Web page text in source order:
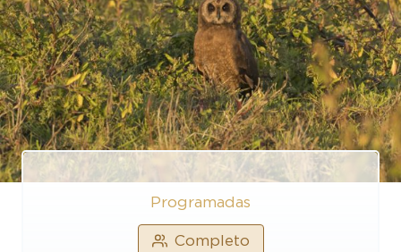
Programadas
Completo